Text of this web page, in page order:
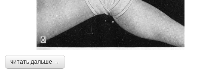
читать дальше →